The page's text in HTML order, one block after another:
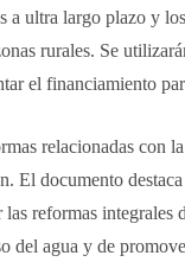
a ultra largo plazo y
rurales. Se
el financiamiento
relacionadas con
El documento
reformas integrales
del agua y de